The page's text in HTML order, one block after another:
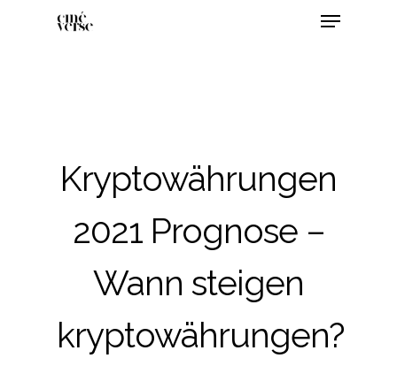
Kryptowährungen
2021 Prognose –
Wann steigen
kryptowährungen?